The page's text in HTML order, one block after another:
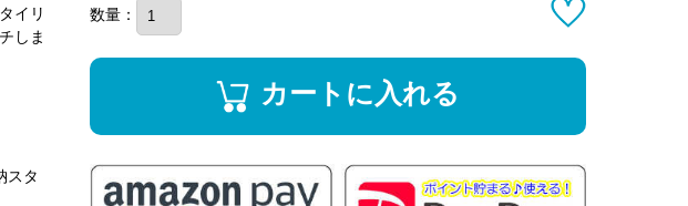
イリ
しま
スタ
数量：
カートに入れる